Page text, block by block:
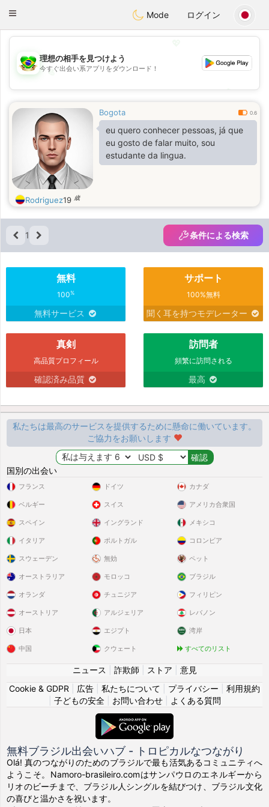
Conversar
Toggle
Mode ログイン
💖
💕
理想の相手を見つけよう
今すぐ出会い系アプリをダウンロード！
Bogota 0.6
eu quero conhecer pessoas, já que
eu gosto de falar muito, sou
estudante da lingua.
Rodriguez19 歳
1 条件による検索
無料
100%
無料サービス
サポート
100%無料
聞く耳を持つモデレーター
真剣
高品質プロフィール
確認済み品質
訪問者
頻繁に訪問される
最高
私たちは最高のサービスを提供するために懸命に働いています。
ご協力をお願いします
国別の出会い
フランス
ベルギー
スペイン
イタリア
スウェーデン
ドイツ
スイス
イングランド
ポルトガル
無効
カナダ
アメリカ合衆国
メキシコ
コロンビア
ペット
オーストラリア
オランダ
オーストリア
日本
中国
モロッコ
チュニジア
アルジェリア
エジプト
クウェート
ブラジル
フィリピン
レバノン
湾岸
すべてのリスト
ニュース 詐欺師 ストア
意見
Cookie & GDPR
広告 私たちについて プライバシー
利用規約
子どもの安全| お問い合わせ| よくある質問
無料ブラジル出会いハブ - トロピカルなつながり
Olá! 真のつながりのためのブラジルで最も活気あるコミュニティへ
ようこそ。Namoro-brasileiro.comはサンパウロのエネルギーから
リオのビーチまで、ブラジル人シングルを結びつけ、ブラジル文化
の喜びと温かさを祝います。